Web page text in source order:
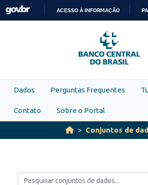
Skip to main content
PARA
O
CONTEÚDO
ACESSO À INFORMAÇÃO
Dados Perguntas Frequentes
Contato Sobre o Portal
Conjuntos de